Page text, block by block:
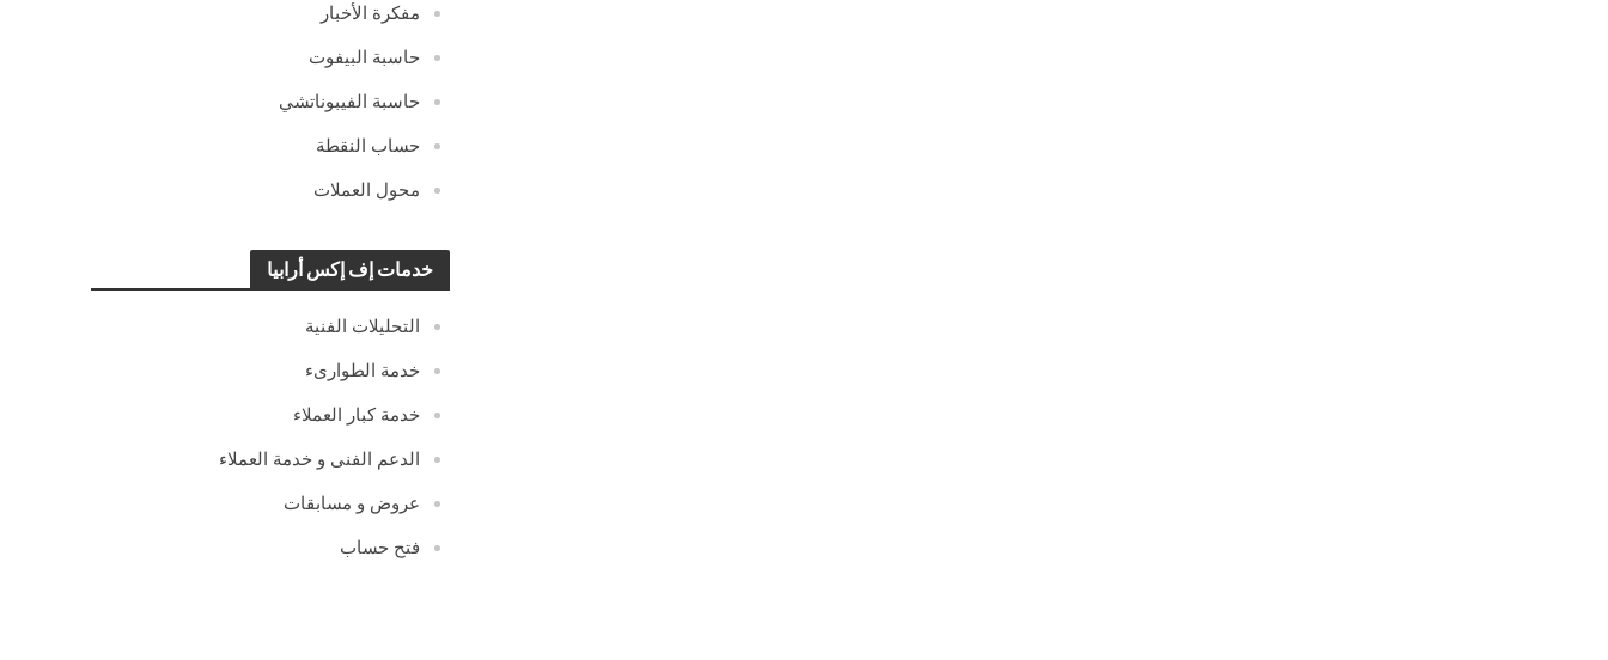
مفكرة الأخبار
حاسبة البيفوت
حاسبة الفيبوناتشي
حساب النقطة
محول العملات
خدمات إف إكس أرابيا
التحليلات الفنية
خدمة الطوارىء
خدمة كبار العملاء
الدعم الفنى و خدمة العملاء
عروض و مسابقات
فتح حساب